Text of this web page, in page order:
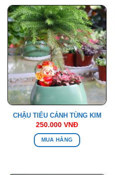
CHẬU TIỂU CẢNH TÙNG KIM
250.000 VNĐ
MUA HÀNG